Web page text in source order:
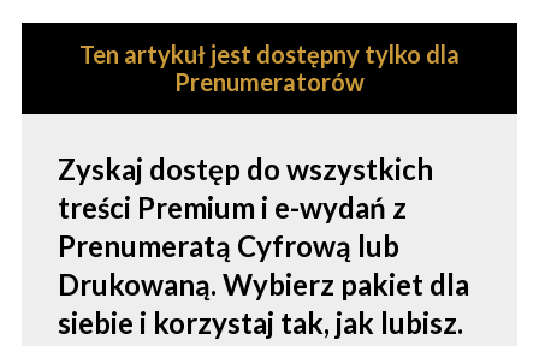
Ten artykuł jest dostępny tylko dla
Prenumeratorów
Zyskaj dostęp do wszystkich
treści Premium i e-wydań z
Prenumeratą Cyfrową lub
Drukowaną. Wybierz pakiet dla
siebie i korzystaj tak, jak lubisz.